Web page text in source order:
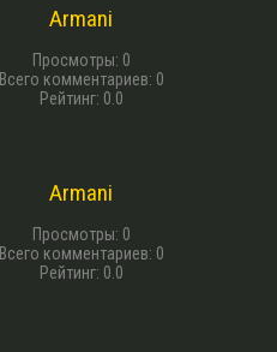
Armani
Просмотры: 0
Всего комментариев: 0
Рейтинг: 0.0
Armani
Просмотры: 0
Всего комментариев: 0
Рейтинг: 0.0